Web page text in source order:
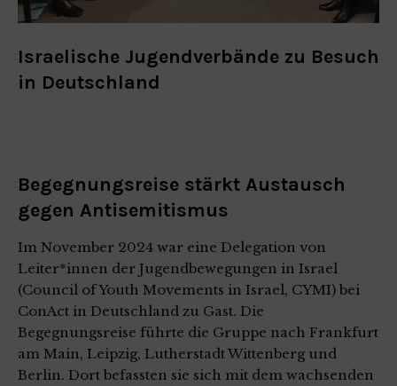
Israelische Jugendverbände zu Besuch
in Deutschland
Begegnungsreise stärkt Austausch
gegen Antisemitismus
Im November 2024 war eine Delegation von
Leiter*innen der Jugendbewegungen in Israel
(Council of Youth Movements in Israel, CYMI) bei
ConAct in Deutschland zu Gast. Die
Begegnungsreise führte die Gruppe nach Frankfurt
am Main, Leipzig, Lutherstadt Wittenberg und
Berlin. Dort befassten sie sich mit dem wachsenden